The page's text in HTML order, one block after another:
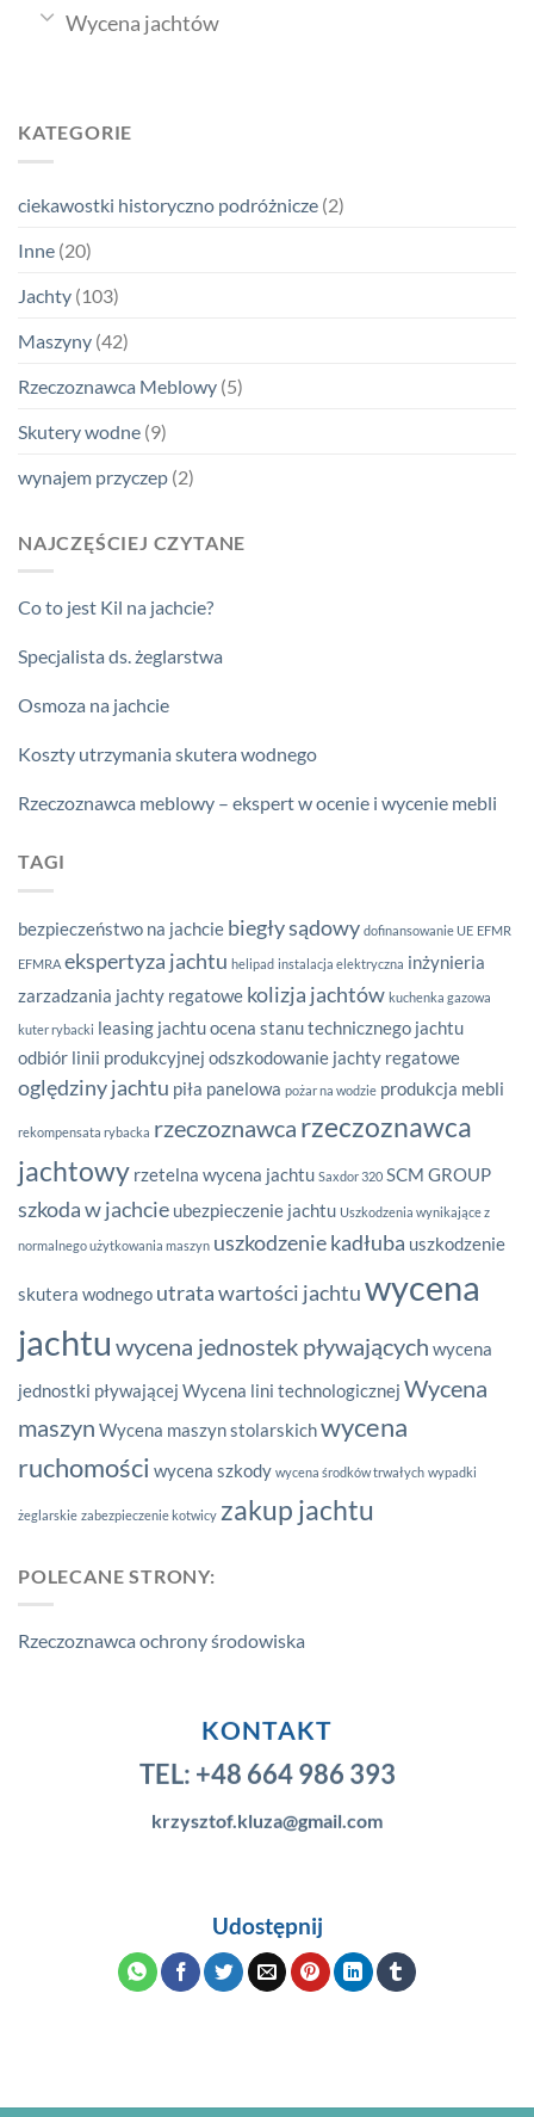
Wycena jachtów
KATEGORIE
ciekawostki historyczno podróżnicze (2)
Inne (20)
Jachty (103)
Maszyny (42)
Rzeczoznawca Meblowy (5)
Skutery wodne (9)
wynajem przyczep (2)
NAJCZĘŚCIEJ CZYTANE
Co to jest Kil na jachcie?
Specjalista ds. żeglarstwa
Osmoza na jachcie
Koszty utrzymania skutera wodnego
Rzeczoznawca meblowy – ekspert w ocenie i wycenie mebli
TAGI
bezpieczeństwo na jachcie biegły sądowy dofinansowanie UE EFMR
EFMRA ekspertyza jachtu helipad instalacja elektryczna inżynieria
zarzadzania jachty regatowe kolizja jachtów kuchenka gazowa
kuter rybacki leasing jachtuocena stanu technicznego jachtu
odbiór linii produkcyjnej odszkodowanie jachty regatowe
oględziny jachtu piła panelowa pożar na wodzie produkcja mebli
rekompensata rybacka rzeczoznawca rzeczoznawca
jachtowy rzetelna wycena jachtu Saxdor 320 SCM GROUP
szkoda w jachcie ubezpieczenie jachtu Uszkodzenia wynikające z
normalnego użytkowania maszyn uszkodzenie kadłuba uszkodzenie
skutera wodnego utrata wartości jachtuwycena
jachtu wycena jednostek pływających wycena
jednostki pływającej Wycena lini technologicznej Wycena
maszyn Wycena maszyn stolarskichwycena
ruchomości wycena szkody wycena środków trwałych wypadki
żeglarskie zabezpieczenie kotwicy zakup jachtu
POLECANE STRONY:
Rzeczoznawca ochrony środowiska
KONTAKT
TEL: +48 664 986 393
krzysztof.kluza@gmail.com
Udostępnij